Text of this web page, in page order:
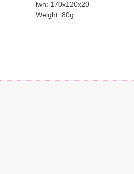
lwh: 170x120x20
Weight: 80g